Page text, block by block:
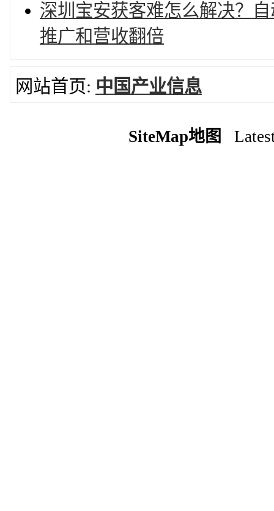
深圳宝安获客难怎么解决？
推广和营收翻倍
网站首页: 中国产业信息
SiteMap地图